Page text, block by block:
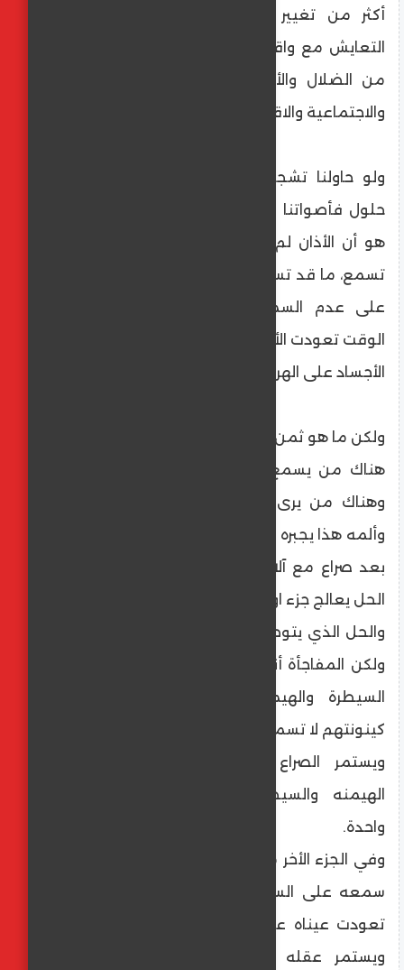
أكثر من تغيير يقود الى منطقة مجهولة.
التعايش مع واقع مشابه للأخرين يحمل الكثير
من الضلال والألم والخوف والأزمات النفسية
والاجتماعية والاقتصادية أفضل للأسف.
ولو حاولنا تشجيع الناس للتفكر وللبحث عن
حلول فأصواتنا لن تلاقي أذان صاغية والسبب
هو أن الأذان لم تعد تسمع. الخوف جعلها لا
تسمع، ما قد تسمعه مؤلم كثيراً فبرمجة أذني
على عدم السماع يحميني من الألم، فمع
الوقت تعودت الأذان على عدم السماع وتعودت
الأجساد على الهروب من الألم لأنه أكثر راحة.
ولكن ما هو ثمن ذلك؟
هناك من يسمع حتى ولو كان السمع مؤلم،
وهناك من يرى حتى ولو كان ما يراه مؤلم.
وألمه هذا يجبره على التحرك لإيجاد حل وبالفعل
بعد صراع مع آلالم متتالية يتوصل لحل، وهذا
الحل يعالج جزء او كل أزماته.
والحل الذي يتوصل له يتهافت الناس لتطبيقه،
ولكن المفاجأة أنه لا يعمل معهم. ولكن نزعة
السيطرة والهيمنه التي أصبحت جزء من
كينونتهم لا تسمح لهم بتصديق ذلك.
ويستمر الصراع مع الأزمات وتستمر معه
الهيمنه والسيطرة وكأنهما وجهان لعملة
واحدة.
وفي الجزء الأخر من المعادلة، يستمر من تعود
سمعه على السماع في السماع ويستمر من
تعودت عيناه على الرؤية في رؤيا أمور أخرى،
ويستمر عقله في الوصول لمدارك جديدة